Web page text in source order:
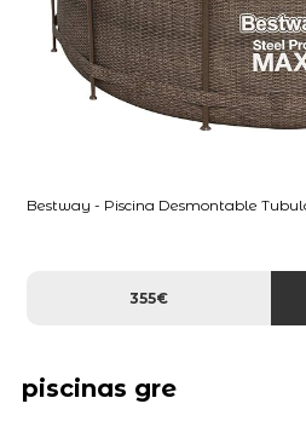
Bestway - Piscina Desmontable
355€
piscinas gre